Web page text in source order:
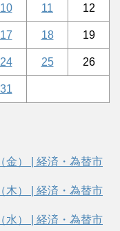
10 11 12
17 18 19
24 25 26
31
金） | 経済・為替市
木） | 経済・為替市
水） | 経済・為替市